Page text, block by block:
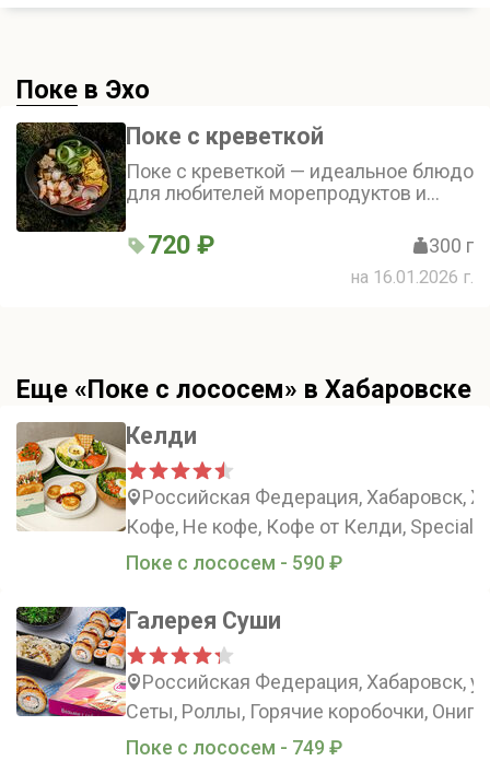
Поке в Эхо
Поке с креветкой
Поке с креветкой — идеальное блюдо
для любителей морепродуктов и
гармонично сочетаются нежный рис,
тигровая креветка, тофу, редис,
720 ₽ 300 г
на 16.01.2026 г.
Еще «Поке с лососем» в Хабаровске
Келди
Российская Федерация, Хабаровск,
Кофе, Не кофе, Кофе от Келди, Special
Поке с лососем - 590 ₽
Галерея Суши
Российская Федерация, Хабаровск,
Сеты, Роллы, Горячие коробочки,
Поке с лососем - 749 ₽